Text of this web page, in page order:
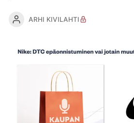
ARHI KIVILAHTI